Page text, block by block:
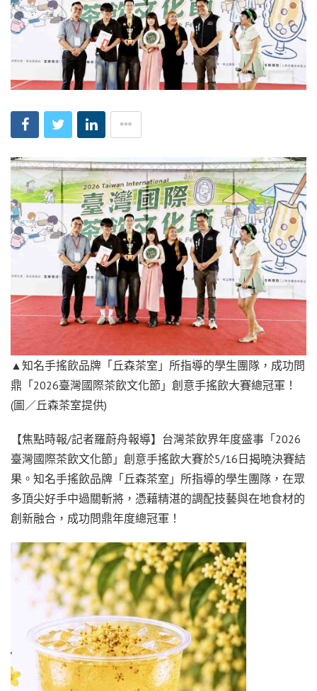
▲知名手搖飲品牌「丘森茶室」所指導的學生團隊，成功問
鼎「2026臺灣國際茶飲文化節」創意手搖飲大賽總冠軍！
(圖／丘森茶室提供)
【焦點時報/記者羅蔚舟報導】台灣茶飲界年度盛事「2026
臺灣國際茶飲文化節」創意手搖飲大賽於5/16日揭曉決賽結
果。知名手搖飲品牌「丘森茶室」所指導的學生團隊，在眾
多頂尖好手中過關斬將，憑藉精湛的調配技藝與在地食材的
創新融合，成功問鼎年度總冠軍！